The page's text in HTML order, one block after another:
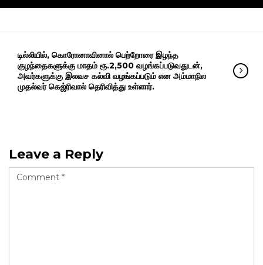
டில்லியில், கொரோனாவினால் பெற்றோரை இழந்த
குழந்தைகளுக்கு மாதம் ரூ.2,500 வழங்கப்படுவதுடன்,
அவர்களுக்கு இலவச கல்வி வழங்கப்படும் என அம்மாநில
முதல்வர் கெஜ்ரிவால் தெரிவித்து உள்ளார்.
Leave a Reply